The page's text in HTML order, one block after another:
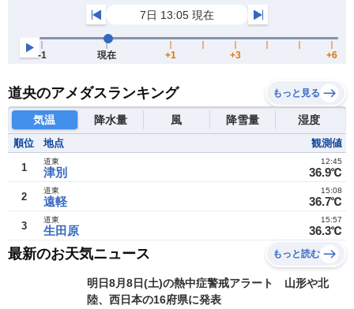
道央のアメダスランキング もっと見る
気温 降水量 風 降雪量 湿度
順位 地点 観測値
1 津別
道東
36.9℃
12:45
2 遠軽
道東
36.7℃
15:08
3 生田原
道東
36.3℃
15:57
最新のお天気ニュース もっと読む
明日8月8日(土)の熱中症警戒アラート 山形や北
陸、西日本の16府県に発表